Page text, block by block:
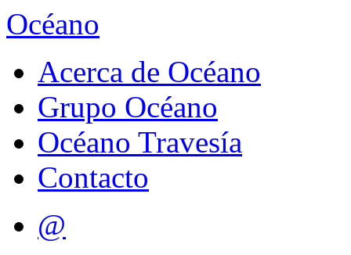
Océano
Acerca de Océano
Grupo Océano
Océano Travesía
Contacto
@